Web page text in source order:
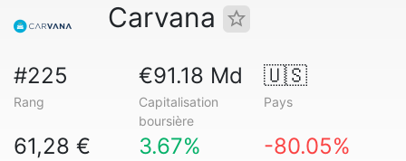
Carvana
#225
Rang
€91.18 Md
Capitalisation
boursière
🇺🇸
Pays
61,28 € 3.67% -80.05%